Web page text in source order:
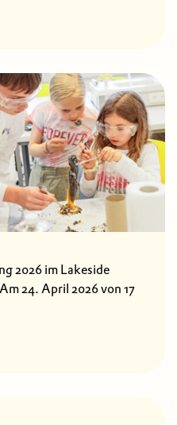
2026 im Lakeside
24. April 2026 von 17